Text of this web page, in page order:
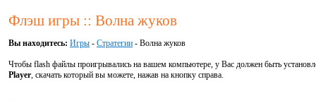
Флэш игры :: Волна жуков
Вы находитесь: Игры - Стратегии - Волна жуков
Чтобы flash файлы проигрывались на вашем компьютере, у Вас должен быть
Player, скачать который вы можете, нажав на кнопку справа.